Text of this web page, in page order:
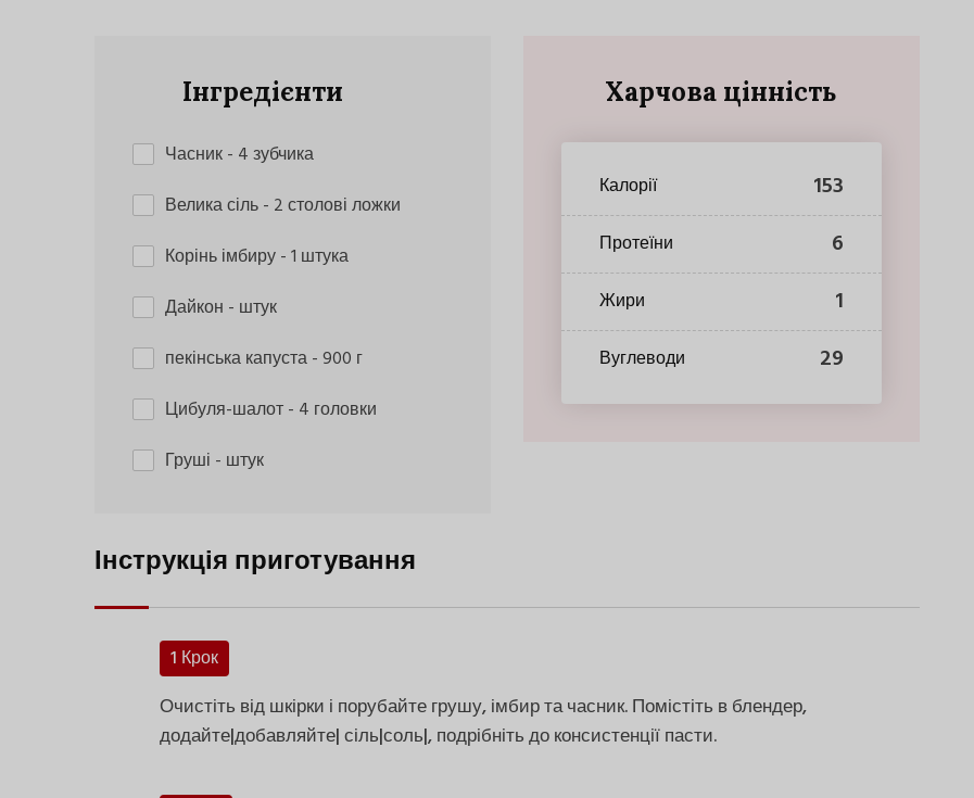
Інгредієнти
Часник- 4 зубчика
Велика сіль- 2 столові ложки
Корінь імбиру- 1 штука
Дайкон - штук
пекінська капуста- 900 г
Цибуля-шалот- 4 головки
Груші - штук
Харчова цінність
Калорії 153
Протеїни 6
Жири 1
Вуглеводи 29
Інструкція приготування
1 Крок
Очистіть від шкірки і порубайте грушу, імбир та часник. Помістіть в блендер,
додайте|добавляйте| сіль|соль|, подрібніть до консистенції пасти.